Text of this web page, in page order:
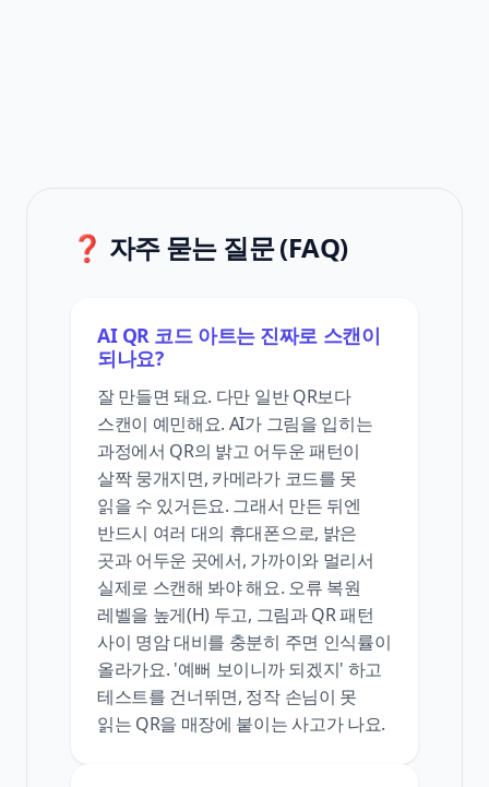
❓ 자주 묻는 질문 (FAQ)
AI QR 코드 아트는 진짜로 스캔이
되나요?
잘 만들면 돼요. 다만 일반 QR보다
스캔이 예민해요. AI가 그림을 입히는
과정에서 QR의 밝고 어두운 패턴이
살짝 뭉개지면, 카메라가 코드를 못
읽을 수 있거든요. 그래서 만든 뒤엔
반드시 여러 대의 휴대폰으로, 밝은
곳과 어두운 곳에서, 가까이와 멀리서
실제로 스캔해 봐야 해요. 오류 복원
레벨을 높게(H) 두고, 그림과 QR 패턴
사이 명암 대비를 충분히 주면 인식률이
올라가요. '예뻐 보이니까 되겠지' 하고
테스트를 건너뛰면, 정작 손님이 못
읽는 QR을 매장에 붙이는 사고가 나요.